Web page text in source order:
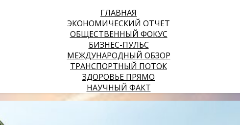
ГЛАВНАЯ
ЭКОНОМИЧЕСКИЙ ОТЧЕТ
ОБЩЕСТВЕННЫЙ ФОКУС
БИЗНЕС-ПУЛЬС
МЕЖДУНАРОДНЫЙ ОБЗОР
ТРАНСПОРТНЫЙ ПОТОК
ЗДОРОВЬЕ ПРЯМО
НАУЧНЫЙ ФАКТ